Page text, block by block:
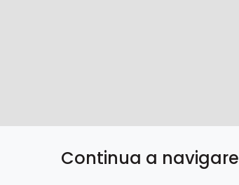
Continua a navigare